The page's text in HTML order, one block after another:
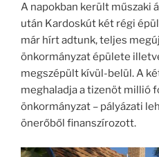
A napokban került műszaki
után Kardoskút két régi
már hírt adtunk, teljes
önkormányzat épülete
megszépült kívül-belül. A
meghaladja a tizenöt millió
önkormányzat – pályázati
önerőből finanszírozott.